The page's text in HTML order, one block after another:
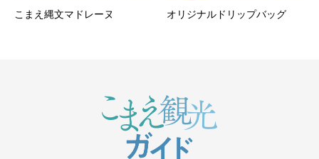
こまえ縄文マドレーヌ オリジナルドリップバッグ